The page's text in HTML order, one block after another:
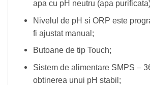
apa cu pH neutru (apa
Nivelul de pH si ORP este
fi ajustat manual;
Butoane de tip Touch;
Sistem de alimentare SMPS –
obtinerea unui pH stabil;